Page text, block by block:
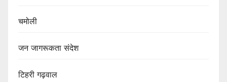
चमोली
जन जागरूकता संदेश
टिहरी गढ़वाल